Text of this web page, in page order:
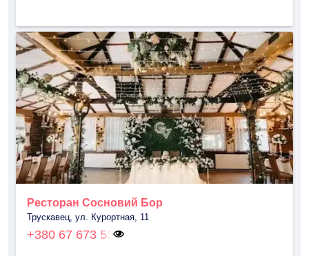
Ресторан Сосновий Бор
Трускавец, ул. Курортная, 11
+380 67 673 53